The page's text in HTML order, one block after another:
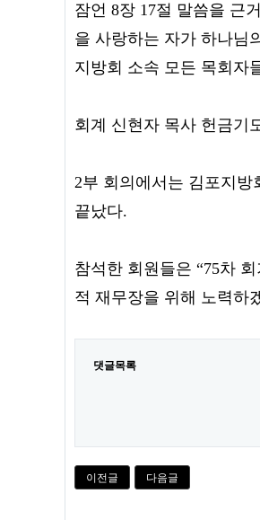
잠언 8장 17절 말씀을 근
을 사랑하는 자가 하나님
지방회 소속 모든 목회자
회계 신현자 목사 헌금기
2부 회의에서는 김포지
끝났다.
참석한 회원들은 “75차
적 재무장을 위해 노력하
댓글목록
이전글 다음글